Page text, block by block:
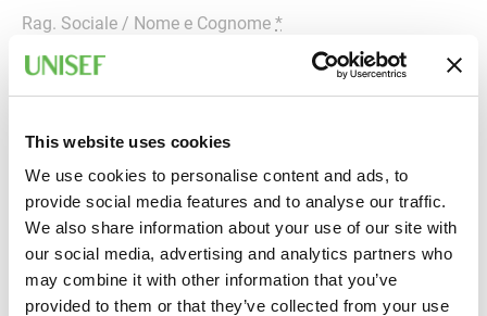
This website uses cookies
We use cookies to personalise content and ads, to
provide social media features and to analyse our traffic.
We also share information about your use of our site with
our social media, advertising and analytics partners who
may combine it with other information that you’ve
provided to them or that they’ve collected from your use
Rag. Sociale / Nome e Cognome *
Partita IVA*
Codice Fiscale*
Settore o tipologia di produzione